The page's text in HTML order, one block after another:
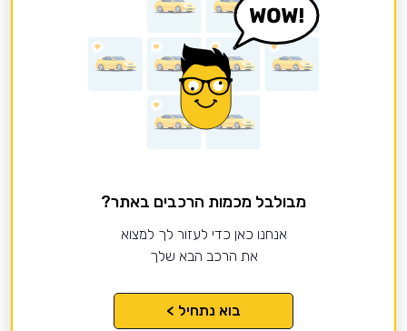
מבולבל מכמות הרכבים באתר?
אנחנו כאן כדי לעזור לך למצוא
את הרכב הבא שלך
בוא נתחיל >